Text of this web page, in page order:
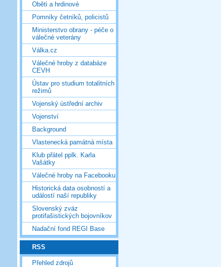
Oběti a hrdinové
Pomníky četníků, policistů
Ministerstvo obrany - péče o
válečné veterány
Válka.cz
Válečné hroby z databáze
CEVH
Ústav pro studium totalitních
režimů
Vojenský ústřední archiv
Vojenství
Background
Vlastenecká památná místa
Klub přátel pplk. Karla
Vašátky
Válečné hroby na Facebooku
Historická data osobností a
událostí naší republiky
Slovenský zväz
protifašistických bojovníkov
Nadační fond REGI Base
RSS
Přehled zdrojů